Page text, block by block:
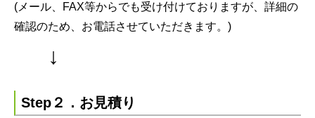
(メール、FAX等からでも受け付けておりますが、詳細の
確認のため、お電話させていただきます。)
↓
Step２．お見積り